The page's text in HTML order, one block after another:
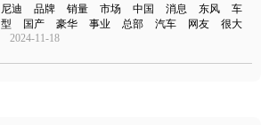
尼迪 品牌 销量 市场 中国 消息 东风
车
型
国产 豪华 事业 总部 汽车 网友
很大
2024-11-18